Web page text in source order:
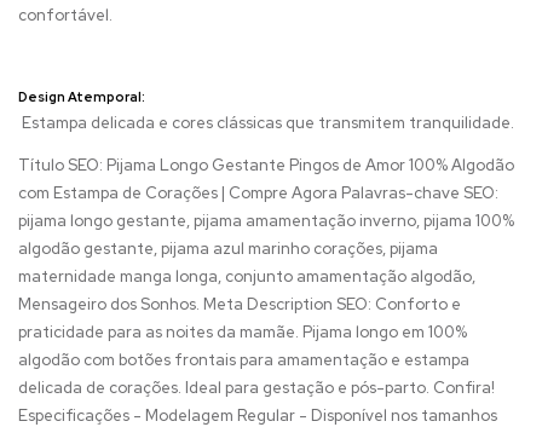
confortável.
Design Atemporal:
Estampa delicada e cores clássicas que transmitem tranquilidade.
Título SEO: Pijama Longo Gestante Pingos de Amor 100% Algodão
com Estampa de Corações | Compre Agora Palavras-chave SEO:
pijama longo gestante, pijama amamentação inverno, pijama 100%
algodão gestante, pijama azul marinho corações, pijama
maternidade manga longa, conjunto amamentação algodão,
Mensageiro dos Sonhos. Meta Description SEO: Conforto e
praticidade para as noites da mamãe. Pijama longo em 100%
algodão com botões frontais para amamentação e estampa
delicada de corações. Ideal para gestação e pós-parto. Confira!
Especificações - Modelagem Regular - Disponível nos tamanhos